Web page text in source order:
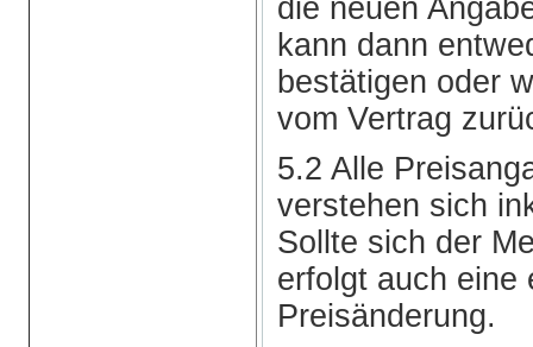
die neuen
kann dann
bestätigen oder
vom Vertrag
5.2 Alle
verstehen sich
Sollte sich der
erfolgt auch eine
Preisänderung.